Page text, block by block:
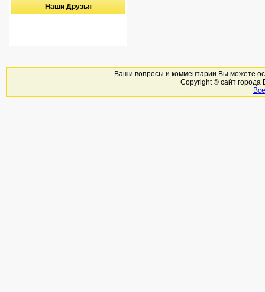
Наши Друзья
Ваши вопросы и комментарии Вы можете
Copyright © сайт города
Все